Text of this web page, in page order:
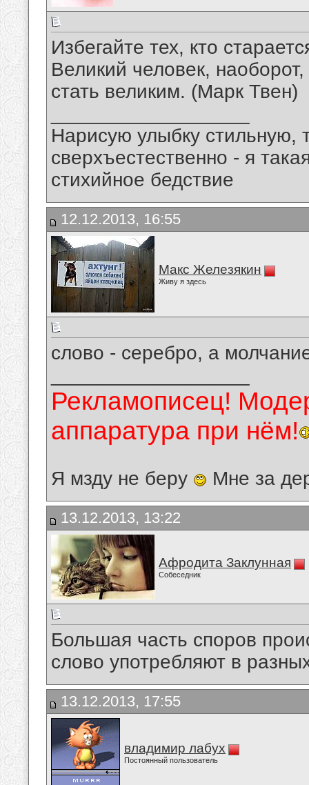
Избегайте тех, кто
Великий человек,
стать великим. (Марк Твен)
Нарисую улыбку стильную,
сверхъестественно - я
стихийное бедствие
12.12.2013, 16:55
Макс Железякин
Живу я здесь
слово - серебро, а
Рекламописец!
аппаратура при нём!
Я мзду не беру Мне за
13.12.2013, 13:22
Афродита Заклунная
Собеседник
Большая часть споров
слово употребляют в
13.12.2013, 17:55
владимир лабух
Постоянный пользователь